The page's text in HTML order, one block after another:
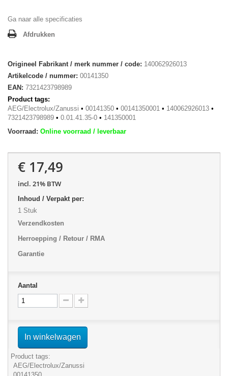
Ga naar alle specificaties
Afdrukken
Origineel Fabrikant / merk nummer / code: 140062926013
Artikelcode / nummer: 00141350
EAN: 7321423798989
Product tags:
AEG/Electrolux/Zanussi • 00141350 • 00141350001 • 140062926013 •
7321423798989 • 0.01.41.35-0 • 141350001
Voorraad: Online voorraad / leverbaar
€ 17,49
incl. 21% BTW
Inhoud / Verpakt per:
1 Stuk
Verzendkosten
Herroepping / Retour / RMA
Garantie
Aantal
In winkelwagen
Product tags:
AEG/Electrolux/Zanussi